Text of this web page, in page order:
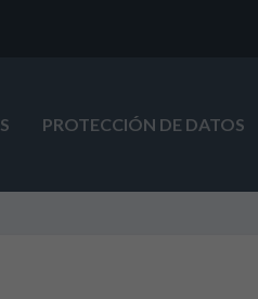
PROTECCIÓN DE DATOS